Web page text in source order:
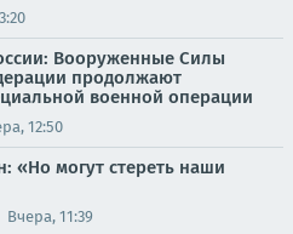
Вооруженные Силы
продолжают
военной операции
12:50
«Но могут стереть наши
Вчера, 11:39